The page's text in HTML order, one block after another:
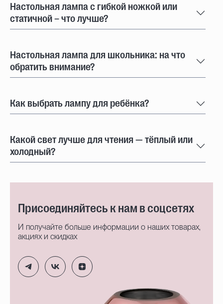
Настольная лампа с гибкой ножкой или
статичной – что лучше?
Настольная лампа для школьника: на что
обратить внимание?
Как выбрать лампу для ребёнка?
Какой свет лучше для чтения — тёплый или
холодный?
Присоединяйтесь к нам в соцсетях
И получайте больше информации о наших товарах,
акциях и скидках